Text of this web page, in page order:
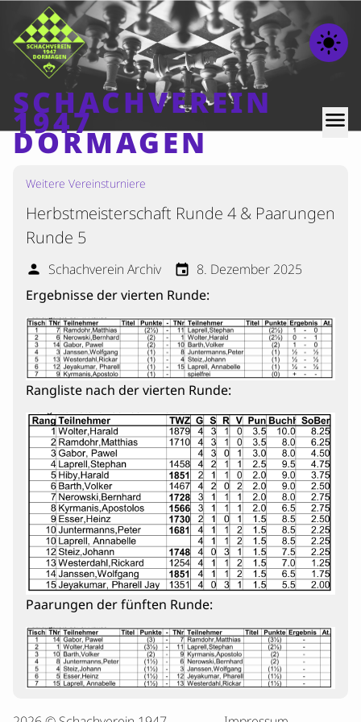
light_mode
SCHACHVEREIN
1947
DORMAGEN
menu
Home
Beiträge
Mannschaften
Ranglisten
Termine
Verschiedenes
Kontakt
Weitere Vereinsturniere
Herbstmeisterschaft Runde 4 & Paarungen
Runde 5
person Schachverein Archiv event 8. Dezember 2025
Ergebnisse der vierten Runde:
Rangliste nach der vierten Runde:
Paarungen der fünften Runde: